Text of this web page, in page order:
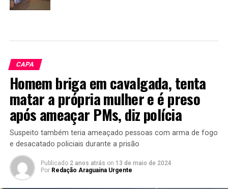
CAPA
Homem briga em cavalgada, tenta
matar a própria mulher e é preso
após ameaçar PMs, diz polícia
Suspeito também teria ameaçado pessoas com arma de fogo
e desacatado policiais durante a prisão
Publicado 2 anos atrás on 13 de maio de 2024
Por Redação Araguaina Urgente